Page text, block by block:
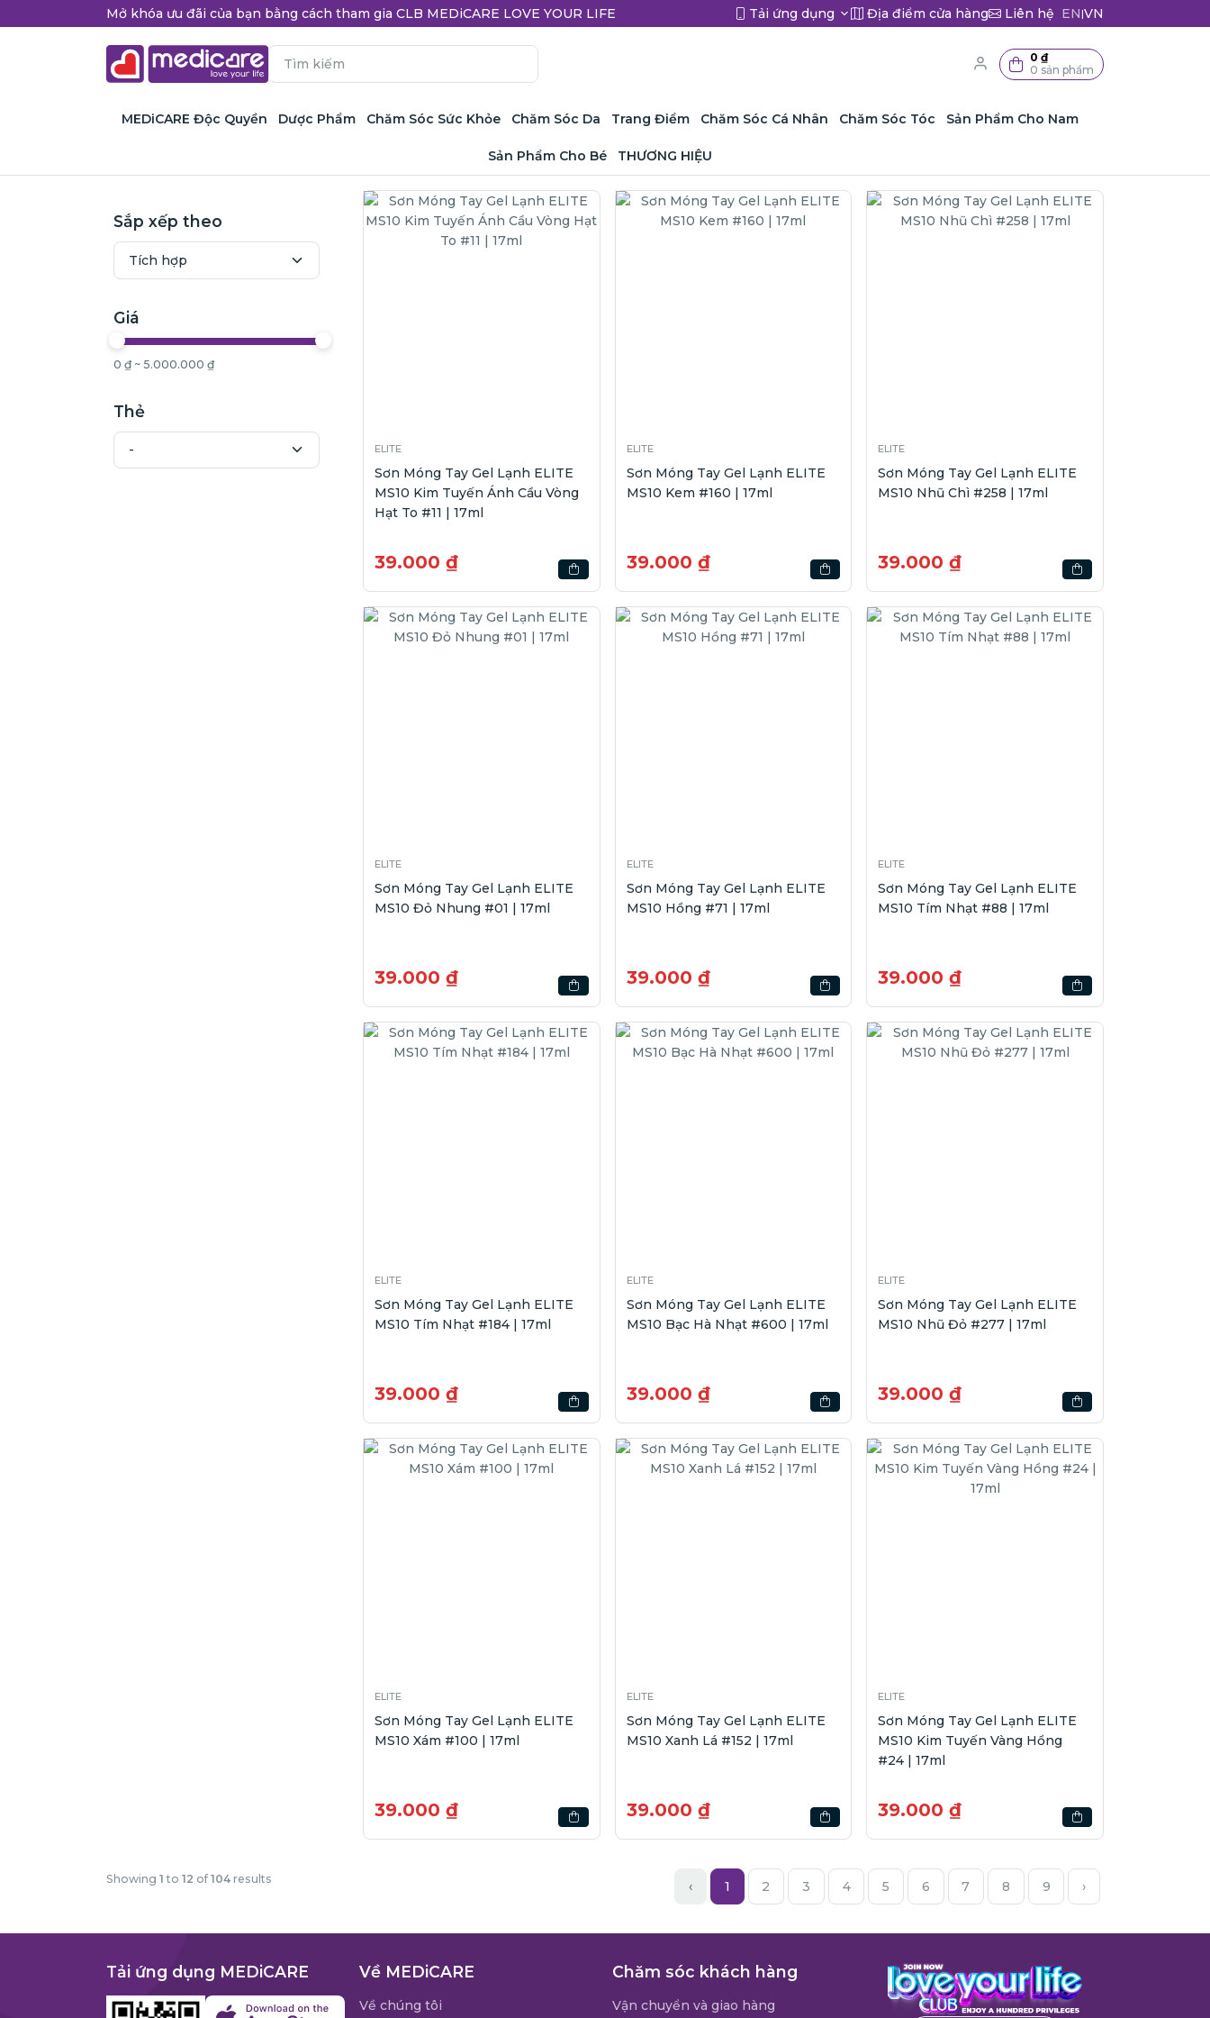
Mở khóa ưu đãi của bạn bằng cách tham gia CLB MEDiCARE LOVE YOUR LIFE Tải ứng dụng Địa điểm cửa hàng Liên hệ EN|VN
0 ₫
0 sản phẩm
MEDiCARE Độc Quyền Dược Phẩm Chăm Sóc Sức Khỏe Chăm Sóc Da Trang Điểm Chăm Sóc Cá Nhân Chăm Sóc Tóc Sản Phẩm Cho Nam
Sản Phẩm Cho Bé THƯƠNG HIỆU
Sắp xếp theo
Giá
0 ₫ ~ 5.000.000 ₫
Thẻ
ELITE
Sơn Móng Tay Gel Lạnh ELITE
MS10 Kim Tuyến Ánh Cầu Vòng
Hạt To #11 | 17ml
39.000 ₫
ELITE
Sơn Móng Tay Gel Lạnh ELITE
MS10 Kem #160 | 17ml
39.000 ₫
ELITE
Sơn Móng Tay Gel Lạnh ELITE
MS10 Nhũ Chì #258 | 17ml
39.000 ₫
ELITE
Sơn Móng Tay Gel Lạnh ELITE
MS10 Đỏ Nhung #01 | 17ml
39.000 ₫
ELITE
Sơn Móng Tay Gel Lạnh ELITE
MS10 Hồng #71 | 17ml
39.000 ₫
ELITE
Sơn Móng Tay Gel Lạnh ELITE
MS10 Tím Nhạt #88 | 17ml
39.000 ₫
ELITE
Sơn Móng Tay Gel Lạnh ELITE
MS10 Tím Nhạt #184 | 17ml
39.000 ₫
ELITE
Sơn Móng Tay Gel Lạnh ELITE
MS10 Bạc Hà Nhạt #600 | 17ml
39.000 ₫
ELITE
Sơn Móng Tay Gel Lạnh ELITE
MS10 Nhũ Đỏ #277 | 17ml
39.000 ₫
ELITE
Sơn Móng Tay Gel Lạnh ELITE
MS10 Xám #100 | 17ml
39.000 ₫
ELITE
Sơn Móng Tay Gel Lạnh ELITE
MS10 Xanh Lá #152 | 17ml
39.000 ₫
ELITE
Sơn Móng Tay Gel Lạnh ELITE
MS10 Kim Tuyến Vàng Hồng
#24 | 17ml
39.000 ₫
Showing 1 to 12 of 104 results ‹ 1 2 3 4 5 6 7 8 9 ›
Tải ứng dụng MEDiCARE Về MEDiCARE
Về chúng tôi
Chăm sóc khách hàng
Vận chuyển và giao hàng